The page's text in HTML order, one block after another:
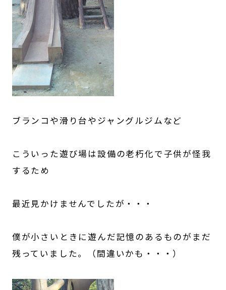
ブランコや滑り台やジャングルジムなど
こういった遊び場は設備の老朽化で子供が怪我
するため
最近見かけませんでしたが・・・
僕が小さいときに遊んだ記憶のあるものがまだ
残っていました。（間違いかも・・・）